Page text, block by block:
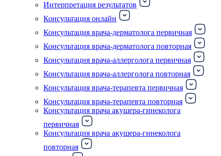
Интерпретация результатов
Консультация онлайн
Консультация врача-дерматолога первичная
Консультация врача-дерматолога повторная
Консультация врача-аллерголога первичная
Консультация врача-аллерголога повторная
Консультация врача-терапевта первичная
Консультация врача-терапевта повторная
Консультация врача акушера-гинеколога
первичная
Консультация врача акушера-гинеколога
повторная